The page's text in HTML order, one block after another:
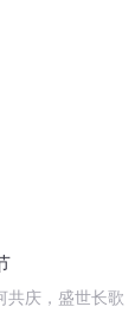
共庆，盛世长歌